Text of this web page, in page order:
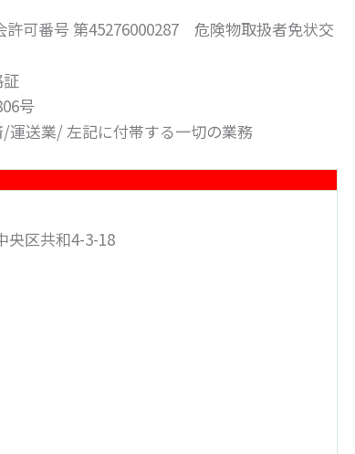
許可番号 第45276000287 危険物取扱者免状交
号
運送業/ 左記に付帯する一切の業務
央区共和4-3-18